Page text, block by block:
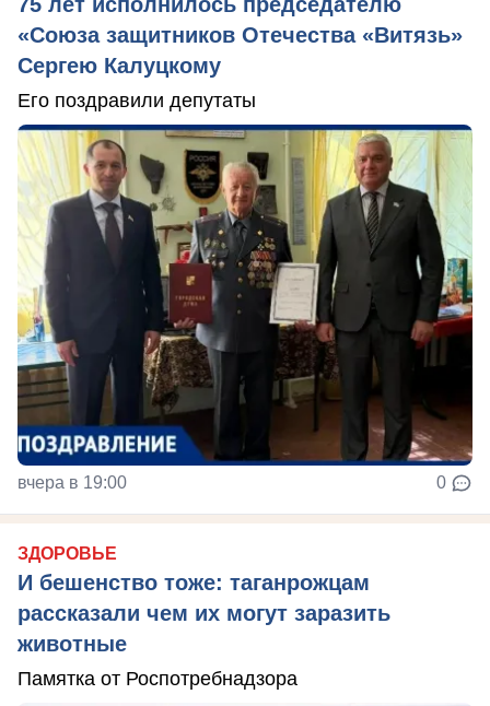
«Союза защитников Отечества «Витязь»
Сергею Калуцкому
Его поздравили депутаты
вчера в 19:00 0
ЗДОРОВЬЕ
И бешенство тоже: таганрожцам
рассказали чем их могут заразить
животные
Памятка от Роспотребнадзора